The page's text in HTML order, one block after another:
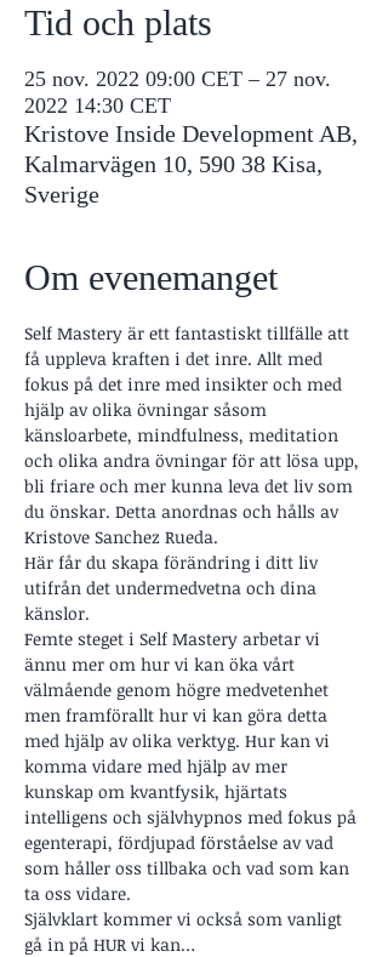
Tid och plats
25 nov. 2022 09:00 CET – 27 nov.
2022 14:30 CET
Kristove Inside Development AB,
Kalmarvägen 10, 590 38 Kisa,
Sverige
Om evenemanget
Self Mastery är ett fantastiskt tillfälle att
få uppleva kraften i det inre. Allt med
fokus på det inre med insikter och med
hjälp av olika övningar såsom
känsloarbete, mindfulness, meditation
och olika andra övningar för att lösa upp,
bli friare och mer kunna leva det liv som
du önskar. Detta anordnas och hålls av
Kristove Sanchez Rueda.
Här får du skapa förändring i ditt liv
utifrån det undermedvetna och dina
känslor.
Femte steget i Self Mastery arbetar vi
ännu mer om hur vi kan öka vårt
välmående genom högre medvetenhet
men framförallt hur vi kan göra detta
med hjälp av olika verktyg. Hur kan vi
komma vidare med hjälp av mer
kunskap om kvantfysik, hjärtats
intelligens och självhypnos med fokus på
egenterapi, fördjupad förståelse av vad
som håller oss tillbaka och vad som kan
ta oss vidare.
Självklart kommer vi också som vanligt
gå in på HUR vi kan…